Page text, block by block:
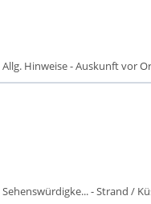
Allg. Hinweise - Auskunft vor
Sehenswürdigke... - Strand /